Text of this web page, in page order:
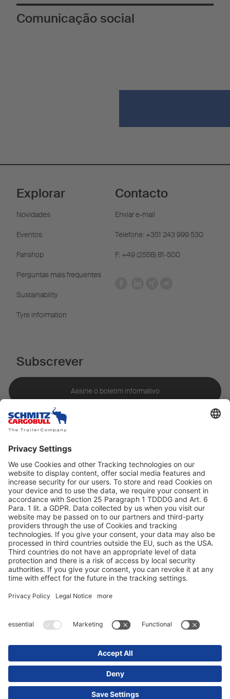
Comunicação social
Explorar
Novidades
Eventos
Fanshop
Perguntas mais frequentes
Sustainability
Tyre information
Contacto
Enviar e-mail
Telefone: +351 243 999 530
F: +49 (2558) 81-500
Subscrever
Proteção de dadosFicha técnica / Avisos legais
© 2025 Schmitz Cargobull. All Rights Reserved